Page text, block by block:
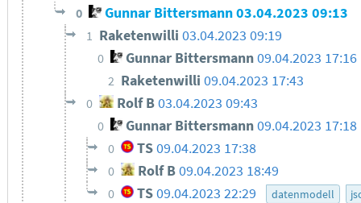
0 Gunnar Bittersmann03.04.2023 09:13
1 Raketenwilli03.04.2023 09:19
0 Gunnar Bittersmann09.04.2023 17:16
2 Raketenwilli 09.04.2023 17:43
0 Rolf B03.04.2023 09:43
0 Gunnar Bittersmann09.04.2023 17:18
0 TS 09.04.2023 17:38
0 Rolf B09.04.2023 18:49
0 TS 09.04.2023 22:29 datenmodell